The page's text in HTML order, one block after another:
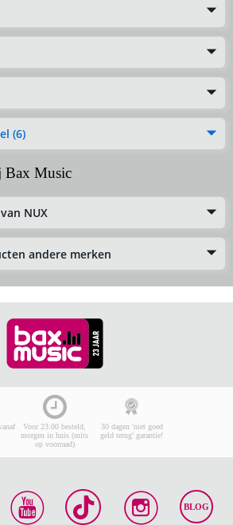
(6)
Bax Music
NUX
andere merken
Voor 23:00 besteld,
morgen in huis (mits
op voorraad)
30 dagen 'niet goed
geld terug' garantie!
BLOG